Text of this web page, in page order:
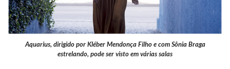
Aquarius, dirigido por Kléber Mendonça Filho e com Sônia Braga
estrelando, pode ser visto em várias salas